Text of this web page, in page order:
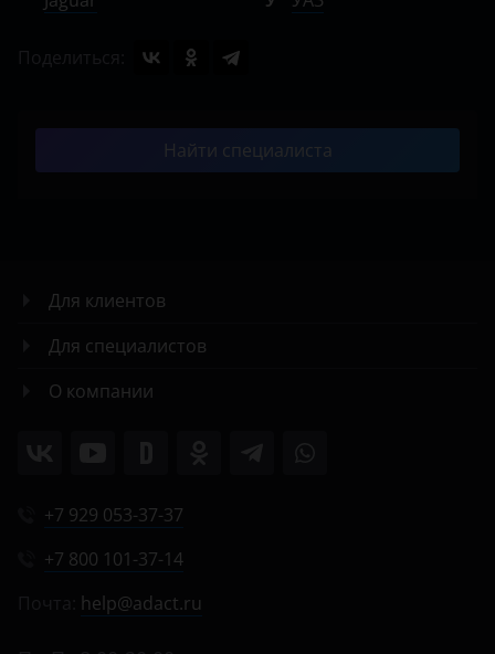
Найти специалиста
Для клиентов
Для специалистов
О компании
+7 929 053-37-37
+7 800 101-37-14
help@adact.ru